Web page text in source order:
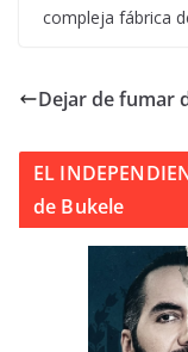
compleja fábrica
Dejar de fumar
EL
de Bukele